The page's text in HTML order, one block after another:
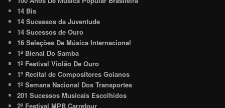
14 Bis
14 Sucessos da Juventude
14 Sucessos de Ouro
16 Seleções De Música Internacional
1ª Bienal Do Samba
1º Festival Violão De Ouro
1º Recital de Compositores Goianos
1º Semana Nacional Dos Transportes
201 Sucessos Musicais Escolhidos
2º Festival MPB Carrefour